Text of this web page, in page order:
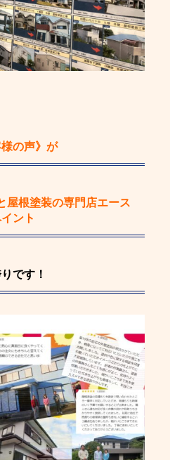
様の声》 が
屋根塗装の専門店エース
ント
です！